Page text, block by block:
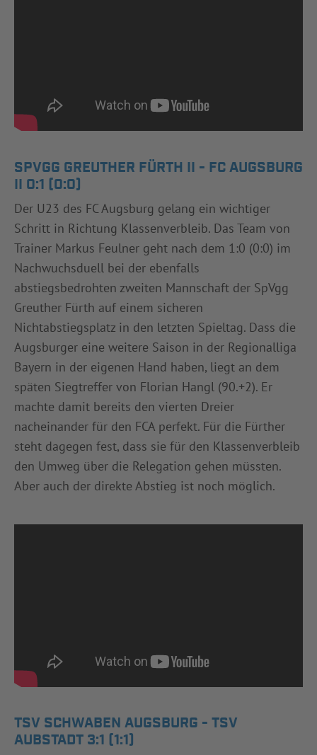
SPVGG GREUTHER FÜRTH II - FC AUGSBURG
II 0:1 (0:0)
Der U23 des FC Augsburg gelang ein wichtiger
Schritt in Richtung Klassenverbleib. Das Team von
Trainer Markus Feulner geht nach dem 1:0 (0:0) im
Nachwuchsduell bei der ebenfalls
abstiegsbedrohten zweiten Mannschaft der SpVgg
Greuther Fürth auf einem sicheren
Nichtabstiegsplatz in den letzten Spieltag. Dass die
Augsburger eine weitere Saison in der Regionalliga
Bayern in der eigenen Hand haben, liegt an dem
späten Siegtreffer von Florian Hangl (90.+2). Er
machte damit bereits den vierten Dreier
nacheinander für den FCA perfekt. Für die Fürther
steht dagegen fest, dass sie für den Klassenverbleib
den Umweg über die Relegation gehen müssten.
Aber auch der direkte Abstieg ist noch möglich.
TSV SCHWABEN AUGSBURG - TSV
AUBSTADT 3:1 (1:1)